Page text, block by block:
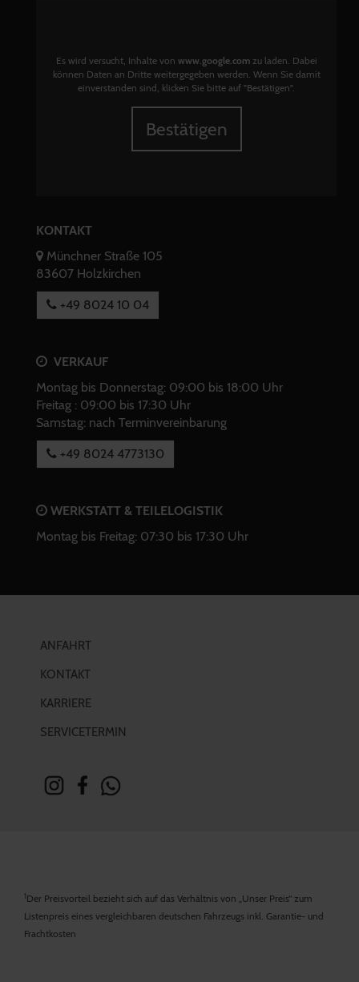
Es wird versucht, Inhalte von www.google.comzu laden. Dabei
können Daten an Dritte weitergegeben werden. Wenn Sie damit
einverstanden sind, klicken Sie bitte auf "Bestätigen".
Bestätigen
KONTAKT
Münchner Straße 105
83607 Holzkirchen
+49 8024 10 04
VERKAUF
Montag bis Donnerstag: 09:00 bis 18:00 Uhr
Freitag : 09:00 bis 17:30 Uhr
Samstag: nach Terminvereinbarung
+49 8024 4773130
WERKSTATT & TEILELOGISTIK
Montag bis Freitag: 07:30 bis 17:30 Uhr
ANFAHRT
KONTAKT
KARRIERE
SERVICETERMIN
1Der Preisvorteil bezieht sich auf das Verhältnis von „Unser Preis“ zum
Listenpreis eines vergleichbaren deutschen Fahrzeugs inkl. Garantie- und
Frachtkosten